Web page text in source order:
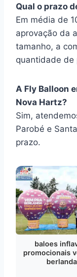
Qual o prazo
Em média de
aprovação da
tamanho, a
quantidade de
A Fly Balloon
Nova Hartz?
Sim,
Parobé e
prazo.
baloes
promocionais
berlanda